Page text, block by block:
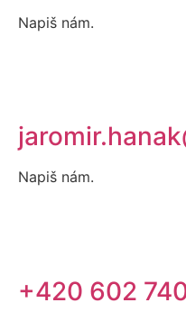
Napiš nám.
Napiš nám.
+420 602